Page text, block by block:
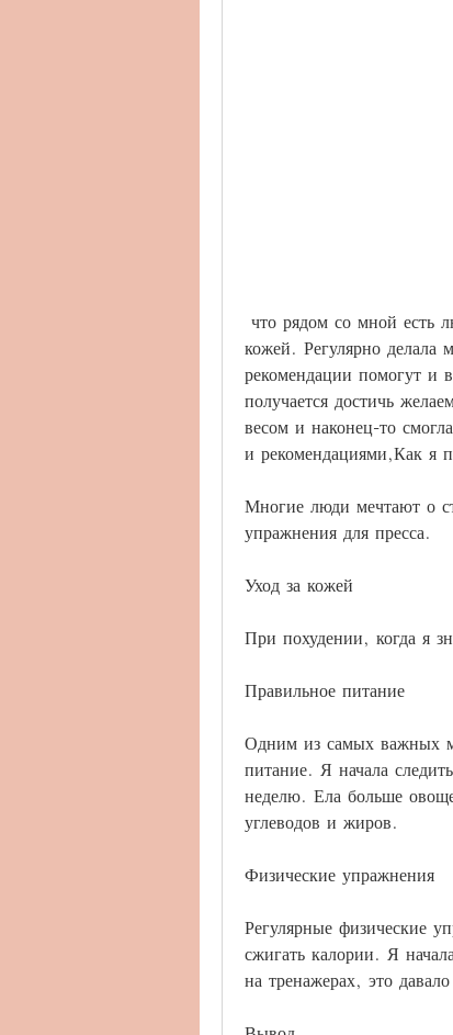
кожей. Регулярно делала
рекомендации помогут и
получается достичь
весом и наконец-то
и рекомендациями,Как я
Многие люди мечтают о
упражнения для пресса.
Уход за кожей
При похудении, когда я
Правильное питание
Одним из самых важных
питание. Я начала
неделю. Ела больше
углеводов и жиров.
Физические упражнения
Регулярные физические
сжигать калории. Я
на тренажерах, это